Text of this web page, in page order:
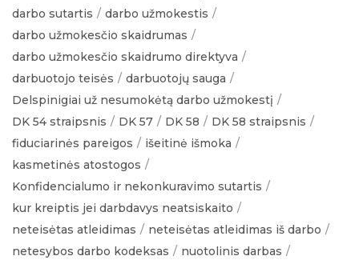
darbo sutartis
darbo užmokestis
darbo užmokesčio skaidrumas
darbo užmokesčio skaidrumo direktyva
darbuotojo teisės
darbuotojų sauga
Delspinigiai už nesumokėtą darbo užmokestį
DK 54 straipsnis
DK 57 DK 58
DK 58 straipsnis
fiduciarinės pareigos
išeitinė išmoka
kasmetinės atostogos
Konfidencialumo ir nekonkuravimo sutartis
kur kreiptis jei darbdavys neatsiskaito
neteisėtas atleidimas
neteisėtas atleidimas iš darbo
netesybos darbo kodeksas
nuotolinis darbas